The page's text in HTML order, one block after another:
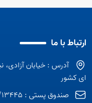
ارتباط با ما
آدرس : خیابان
ای کشور
صندوق پستی : 818/13445